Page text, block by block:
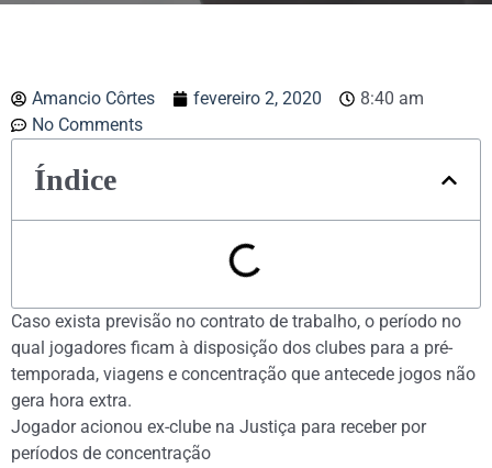
Amancio Côrtes fevereiro 2, 2020
8:40 am
No Comments
Índice
Caso exista previsão no contrato de trabalho, o período no
qual jogadores ficam à disposição dos clubes para a pré-
temporada, viagens e concentração que antecede jogos não
gera hora extra.
Jogador acionou ex-clube na Justiça para receber por
períodos de concentração